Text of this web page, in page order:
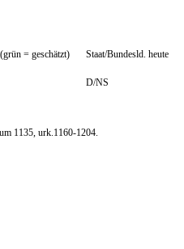
= geschätzt) Staat/Bundesld. heute
D/NS
1135, urk.1160-1204.